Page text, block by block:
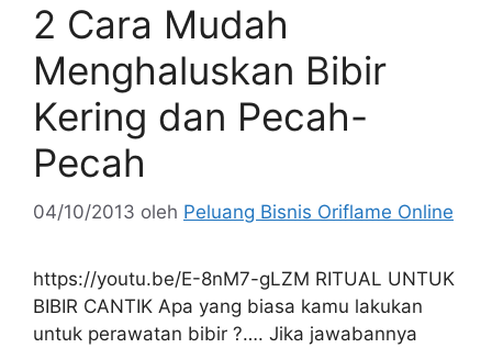
2 Cara Mudah
Menghaluskan Bibir
Kering dan Pecah-
Pecah
04/10/2013 oleh Peluang Bisnis Oriflame Online
https://youtu.be/E-8nM7-gLZM RITUAL UNTUK
BIBIR CANTIK Apa yang biasa kamu lakukan
untuk perawatan bibir ?…. Jika jawabannya